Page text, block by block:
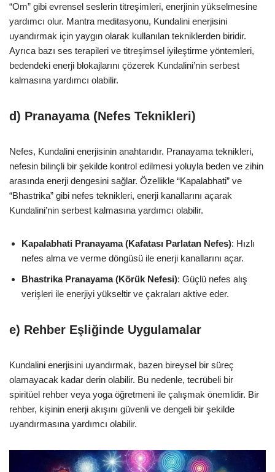
“Om” gibi evrensel seslerin titreşimleri, enerjinin yükselmesine
yardımcı olur. Mantra meditasyonu, Kundalini enerjisini
uyandırmak için yaygın olarak kullanılan tekniklerden biridir.
Ayrıca bazı ses terapileri ve titreşimsel iyileştirme yöntemleri,
bedendeki enerji blokajlarını çözerek Kundalini’nin serbest
kalmasına yardımcı olabilir.
d) Pranayama (Nefes Teknikleri)
Nefes, Kundalini enerjisinin anahtarıdır. Pranayama teknikleri,
nefesin bilinçli bir şekilde kontrol edilmesi yoluyla beden ve zihin
arasında enerji dengesini sağlar. Özellikle “Kapalabhati” ve
“Bhastrika” gibi nefes teknikleri, enerji kanallarını açarak
Kundalini’nin serbest kalmasına yardımcı olabilir.
Kapalabhati Pranayama (Kafatası Parlatan Nefes): Hızlı
nefes alma ve verme döngüsü ile enerji kanallarını açar.
Bhastrika Pranayama (Körük Nefesi): Güçlü nefes alış
verişleri ile enerjiyi yükseltir ve çakraları aktive eder.
e) Rehber Eşliğinde Uygulamalar
Kundalini enerjisini uyandırmak, bazen bireysel bir süreç
olamayacak kadar derin olabilir. Bu nedenle, tecrübeli bir
spiritüel rehber veya yoga öğretmeni ile çalışmak önemlidir. Bir
rehber, kişinin enerji akışını güvenli ve dengeli bir şekilde
uyandırmasına yardımcı olabilir.